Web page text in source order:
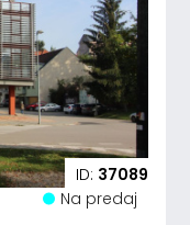
ID: 37089
Na predaj